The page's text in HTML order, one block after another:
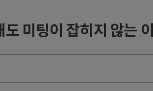
미팅이 잡히지 않는